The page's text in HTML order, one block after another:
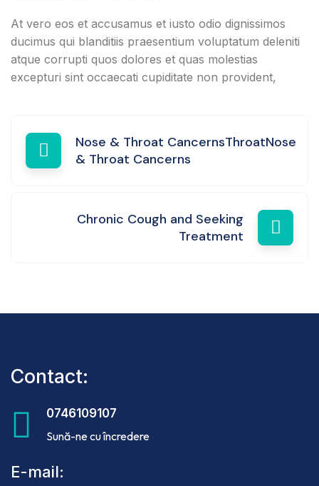
At vero eos et accusamus et iusto odio dignissimos
ducimus qui blanditiis praesentium voluptatum deleniti
atque corrupti quos dolores et quas molestias
excepturi sint occaecati cupiditate non provident,
Nose & Throat CancernsThroatNose
& Throat Cancerns
Chronic Cough and Seeking
Treatment
Contact:
0746109107
Sună-ne cu încredere
E-mail: